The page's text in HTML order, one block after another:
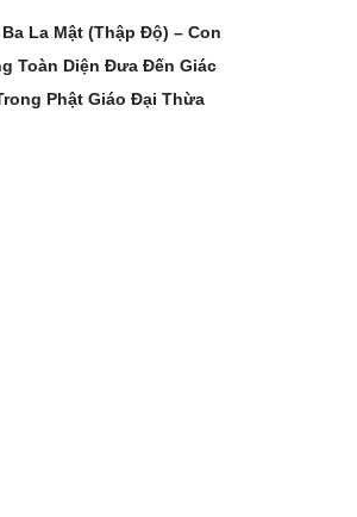
La Mật (Thập Độ) – Con
Toàn Diện Đưa Đến Giác
Phật Giáo Đại Thừa